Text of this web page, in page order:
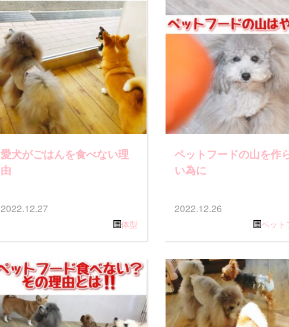
愛犬がごはんを食べない理
由
2022.12.27
体型
ペットフードの山を作
い為に
2022.12.26
ペット